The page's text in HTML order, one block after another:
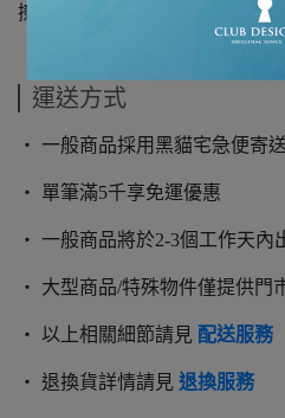
擦乾表面
運送方式
‧ 一般商品採用黑貓宅急便寄送
‧ 單筆滿5千享免運優惠
‧ 一般商品將於2-3個工作天內
‧ 大型商品/特殊物件僅提供門
‧ 以上相關細節請見 配送服務
‧ 退換貨詳情請見 退換服務